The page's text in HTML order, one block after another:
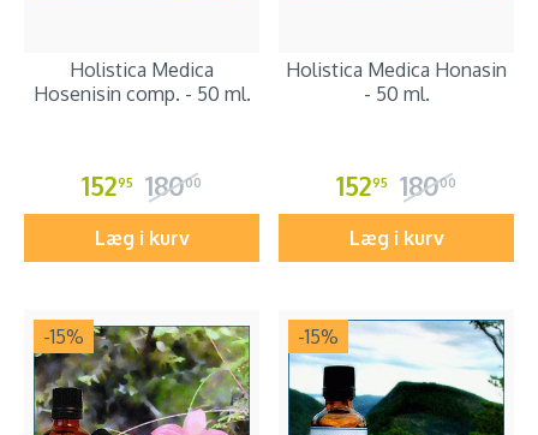
Holistica Medica
Hosenisin comp. - 50 ml.
15295 18000
Læg i kurv
Holistica Medica Honasin
- 50 ml.
15295 18000
Læg i kurv
-15% -15%